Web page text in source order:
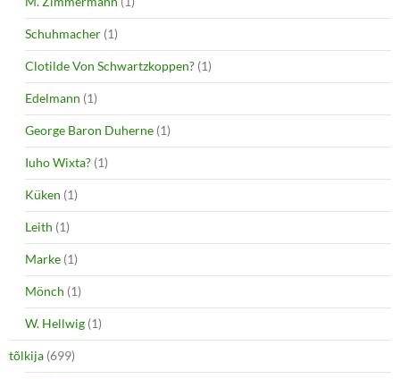
Schuhmacher (1)
Clotilde Von Schwartzkoppen? (1)
Edelmann (1)
George Baron Duherne (1)
Iuho Wixta? (1)
Küken (1)
Leith (1)
Marke (1)
Mönch (1)
W. Hellwig (1)
tõlkija (699)